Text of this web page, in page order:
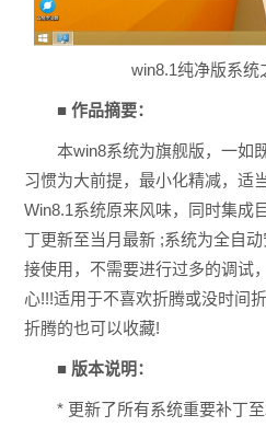
win8.1纯净版系统
■ 作品摘要：
本win8系统为旗舰版，一如
习惯为大前提，最小化精减，适
Win8.1系统原来风味，同时集成
丁更新至当月最新 ;系统为全自
接使用，不需要进行过多的调试
心!!!适用于不喜欢折腾或没时间
折腾的也可以收藏!
■ 版本说明：
* 更新了所有系统重要补丁至